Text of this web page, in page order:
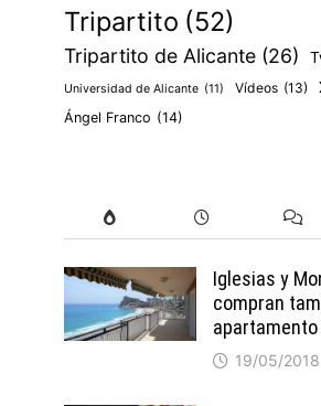
Tripartito (52)
Tripartito de Alicante (26)
Universidad de Alicante (11) Vídeos (13)
Ángel Franco (14)
Iglesias y
compran
19/05/2018